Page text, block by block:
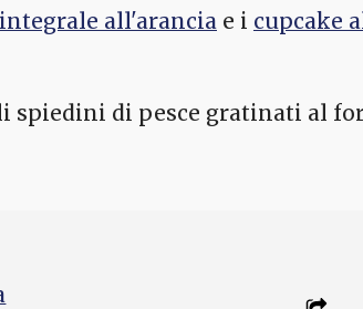
all'arancia e i cupcake
spiedini di pesce gratinati al